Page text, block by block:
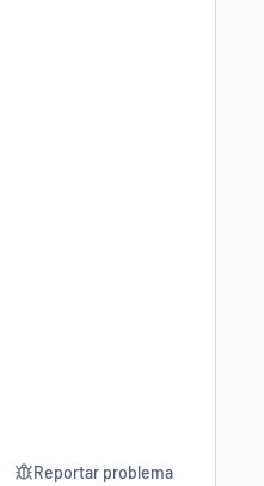
Reportar problema